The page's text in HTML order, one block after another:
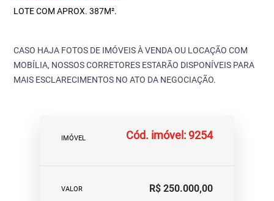
LOTE COM APROX. 387M².
CASO HAJA FOTOS DE IMÓVEIS À VENDA OU LOCAÇÃO COM
MOBÍLIA, NOSSOS CORRETORES ESTARÃO DISPONÍVEIS PARA
MAIS ESCLARECIMENTOS NO ATO DA NEGOCIAÇÃO.
IMÓVEL Cód. imóvel: 9254
VALOR R$ 250.000,00